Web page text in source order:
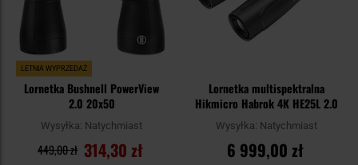
LETNIA WYPRZEDAŻ
Lornetka Bushnell PowerView
2.0 20x50
Wysyłka: Natychmiast
314,30 zł
449,00 zł
Lornetka multispektralna
Hikmicro Habrok 4K HE25L 2.0
Wysyłka: Natychmiast
6 999,00 zł